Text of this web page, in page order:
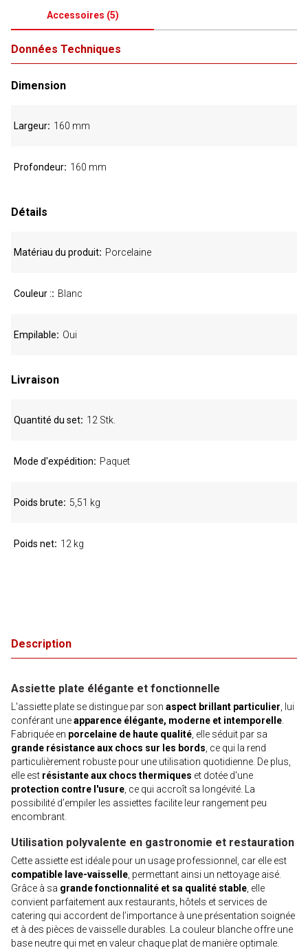
Accessoires (5)
Description
Assiette plate élégante et fonctionnelle
L'assiette plate se distingue par son aspect brillant particulier , lui
conférant uneapparence élégante, moderne et intemporelle
Fabriquée en porcelaine de haute qualité , elle séduit par sa
grande résistance aux chocs sur les bords , ce qui la rend
particulièrement robuste pour une utilisation quotidienne. De plus,
elle est résistante aux chocs thermiques et dotée d'une
protection contre l'usure , ce qui accroît sa longévité. La
possibilité d’empiler les assiettes facilite leur rangement peu
encombrant.
Utilisation polyvalente en gastronomie et restauration
Cette assiette est idéale pour un usage professionnel, car elle est
compatible lave-vaisselle , permettant ainsi un nettoyage aisé.
Grâce à sa grande fonctionnalité et sa qualité stable , elle
convient parfaitement aux restaurants, hôtels et services de
catering qui accordent de l’importance à une présentation soignée
et à des pièces de vaisselle durables. La couleur blanche offre une
base neutre qui met en valeur chaque plat de manière optimale.
Données Techniques
Dimension
Largeur 160 mm
Profondeur 160 mm
Détails
Matériau du produit Porcelaine
Couleur : Blanc
Empilable Oui
Livraison
Quantité du set 12 Stk.
Mode d'expédition Paquet
Poids brute 5,51 kg
Poids net 12 kg